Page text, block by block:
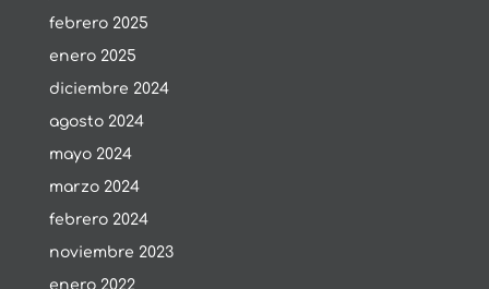
febrero 2025
enero 2025
diciembre 2024
agosto 2024
mayo 2024
marzo 2024
febrero 2024
noviembre 2023
enero 2022